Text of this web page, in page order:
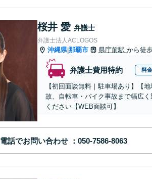
桜井 愛 弁護士
弁護士法人ACLOGOS
沖縄県|那覇市 県庁前駅 から徒
弁護士費用特約 料
【初回面談無料｜駐車場あり】【
故、自転車・バイク事故まで幅広
ください【WEB面談可】
電話でお問い合わせ